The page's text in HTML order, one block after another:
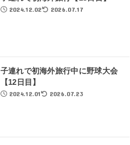
2024.12.02 2026.07.17
子連れで初海外旅行中に野球大会
【12日目】
2024.12.01 2026.07.23